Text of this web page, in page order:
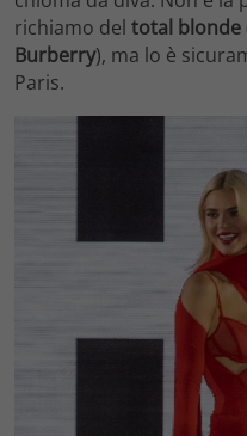
richiamo del total blonde
Burberry), ma lo è
Paris.